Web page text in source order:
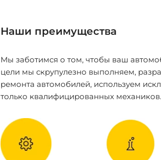
Наши преимущества
Мы заботимся о том, чтобы ваш
цели мы скрупулезно выполняем,
ремонта автомобилей, используем
только квалифицированных механиков.